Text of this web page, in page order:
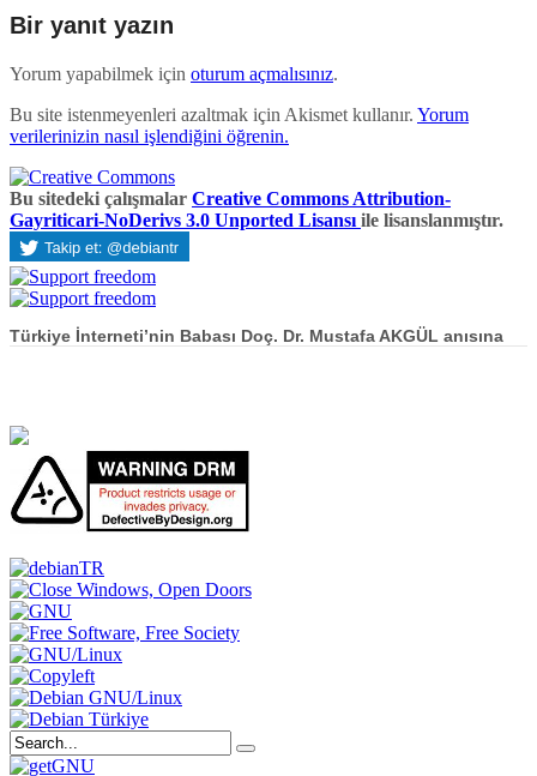
Bir yanıt yazın
Yorum yapabilmek için oturum açmalısınız.
Bu site istenmeyenleri azaltmak için Akismet kullanır. Yorum
verilerinizin nasıl işlendiğini öğrenin.
Bu sitedeki çalışmalar Creative Commons Attribution-
Gayriticari-NoDerivs 3.0 Unported Lisansı ile lisanslanmıştır.
Türkiye İnterneti’nin Babası Doç. Dr. Mustafa AKGÜL anısına